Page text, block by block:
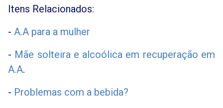
Itens Relacionados:
- A.A para a mulher
- Mãe solteira e alcoólica em recuperação em
A.A.
- Problemas com a bebida?